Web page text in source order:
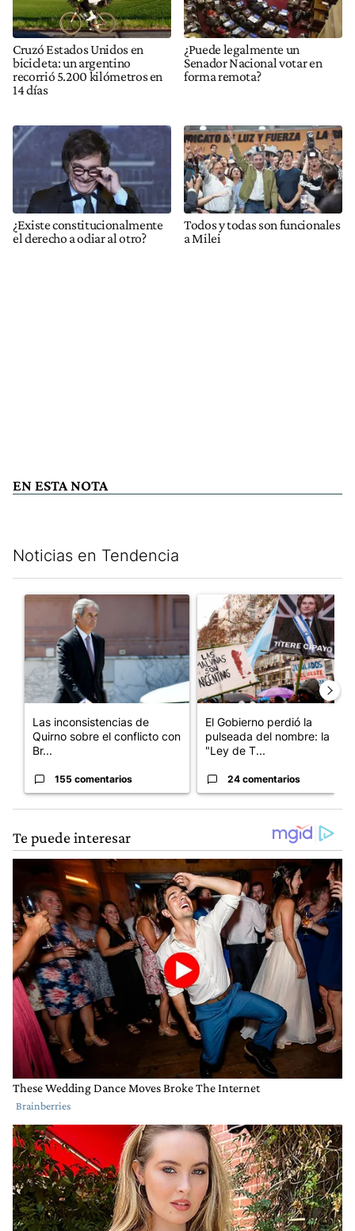
Cruzó Estados Unidos en
bicicleta: un argentino
recorrió 5.200 kilómetros en
14 días
¿Puede legalmente un
Senador Nacional votar en
forma remota?
¿Existe constitucionalmente
el derecho a odiar al otro?
Todos y todas son funcionales
a Milei
EN ESTA NOTA
Noticias en Tendencia
Un artículo de tendencia con el título "Las inconsistencias de
Las inconsistencias de
Quirno sobre el conflicto con
Br...
155 comentarios
Un artículo de tendencia
El Gobierno perdió la
pulseada del nombre: la
"Ley de T...
24 comentarios